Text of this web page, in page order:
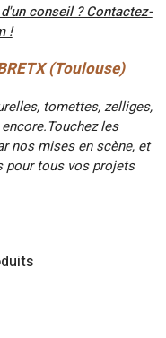
conseil ? Contactez-
!
(Toulouse)
tomettes, zelliges,
les
nos mises en scène, et
pour tous vos projets